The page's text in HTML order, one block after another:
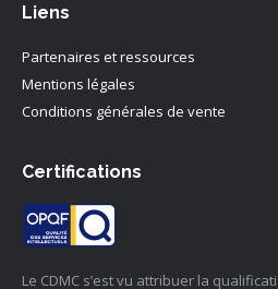
Liens
Partenaires et ressources
Mentions légales
Conditions générales de vente
Certifications
Le CDMC s’est vu attribuer la